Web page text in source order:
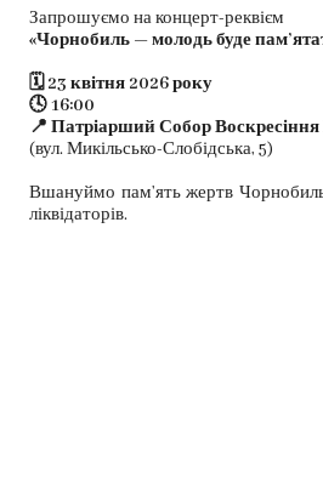
Запрошуємо на концерт-реквієм
«Чорнобиль — молодь буде
🗓 23 квітня 2026 року
🕓 16:00
📍 Патріарший Собор
(вул. Микільсько-Слобідська, 5)
Вшануймо пам’ять жертв
ліквідаторів.